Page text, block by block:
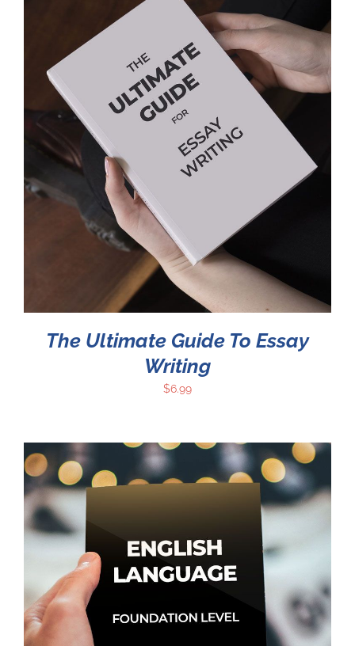
The Ultimate Guide To Essay
Writing
$6.99